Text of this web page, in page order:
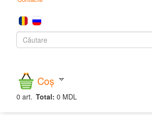
Formular
căutare
Coș
0 art. Total: 0 MDL